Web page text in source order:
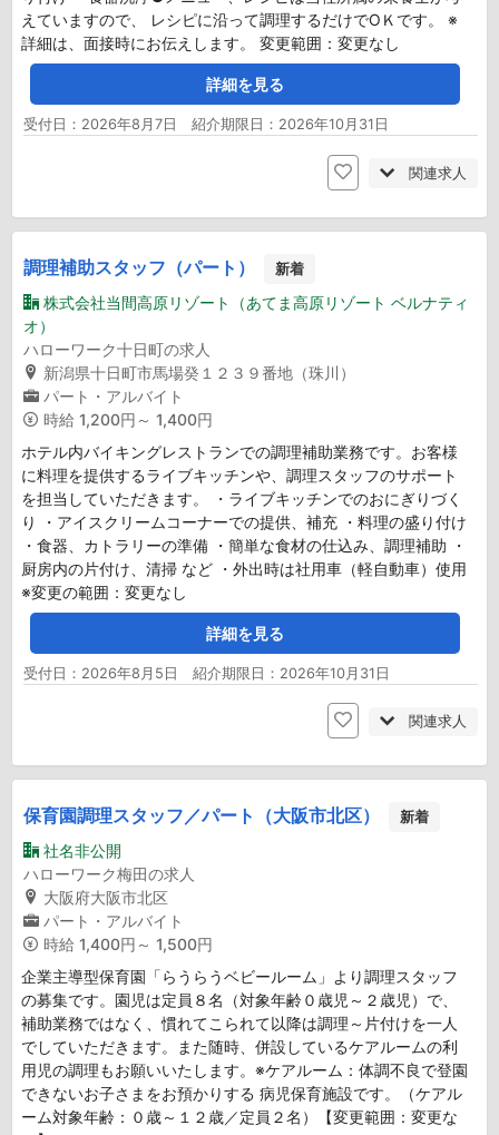
えていますので、 レシピに沿って調理するだけでОＫです。 ※
詳細は、面接時にお伝えします。 変更範囲：変更なし
詳細を見る
受付日：2026年8月7日 紹介期限日：2026年10月31日
関連求人
調理補助スタッフ（パート） 新着
株式会社当間高原リゾート（あてま高原リゾート ベルナティ
オ）
ハローワーク十日町の求人
新潟県十日町市馬場癸１２３９番地（珠川）
パート・アルバイト
時給 1,200円～ 1,400円
ホテル内バイキングレストランでの調理補助業務です。お客様
に料理を提供するライブキッチンや、調理スタッフのサポート
を担当していただきます。 ・ライブキッチンでのおにぎりづく
り ・アイスクリームコーナーでの提供、補充 ・料理の盛り付け
・食器、カトラリーの準備 ・簡単な食材の仕込み、調理補助 ・
厨房内の片付け、清掃 など ・外出時は社用車（軽自動車）使用
※変更の範囲：変更なし
詳細を見る
受付日：2026年8月5日 紹介期限日：2026年10月31日
関連求人
保育園調理スタッフ／パート（大阪市北区） 新着
社名非公開
ハローワーク梅田の求人
大阪府大阪市北区
パート・アルバイト
時給 1,400円～ 1,500円
企業主導型保育園「らうらうベビールーム」より調理スタッフ
の募集です。園児は定員８名（対象年齢０歳児～２歳児）で、
補助業務ではなく、慣れてこられて以降は調理～片付けを一人
でしていただきます。また随時、併設しているケアルームの利
用児の調理もお願いいたします。※ケアルーム：体調不良で登園
できないお子さまをお預かりする 病児保育施設です。（ケアル
ーム対象年齢：０歳～１２歳／定員２名）【変更範囲：変更な